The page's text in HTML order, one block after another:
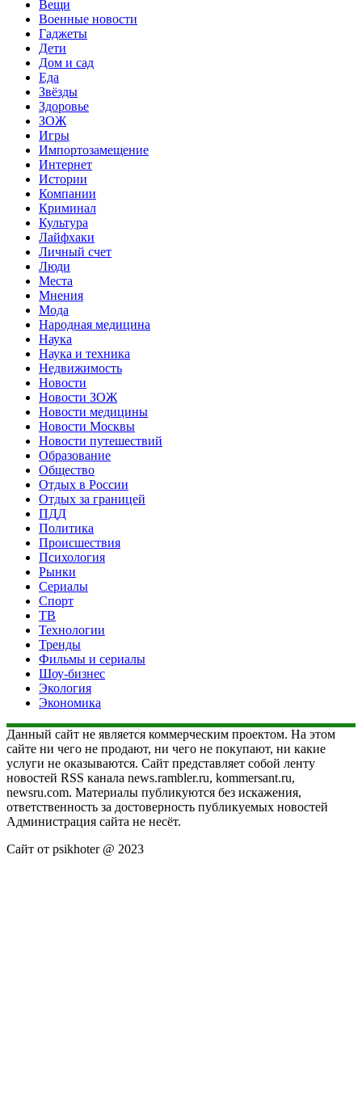
Вещи
Военные новости
Гаджеты
Дети
Дом и сад
Еда
Звёзды
Здоровье
ЗОЖ
Игры
Импортозамещение
Интернет
Истории
Компании
Криминал
Культура
Лайфхаки
Личный счет
Люди
Места
Мнения
Мода
Народная медицина
Наука
Наука и техника
Недвижимость
Новости
Новости ЗОЖ
Новости медицины
Новости Москвы
Новости путешествий
Образование
Общество
Отдых в России
Отдых за границей
ПДД
Политика
Происшествия
Психология
Рынки
Сериалы
Спорт
ТВ
Технологии
Тренды
Фильмы и сериалы
Шоу-бизнес
Экология
Экономика
Данный сайт не является коммерческим проектом. На этом
сайте ни чего не продают, ни чего не покупают, ни какие
услуги не оказываются. Сайт представляет собой ленту
новостей RSS канала news.rambler.ru, kommersant.ru,
newsru.com. Материалы публикуются без искажения,
ответственность за достоверность публикуемых новостей
Администрация сайта не несёт.
Сайт от psikhoter @ 2023